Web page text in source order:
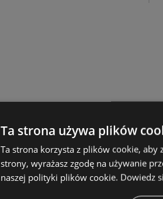
Ta strona używa plików
Ta strona korzysta z plików cookie, aby
strony, wyrażasz zgodę na używanie
naszej polityki plików cookie. Dowiedz